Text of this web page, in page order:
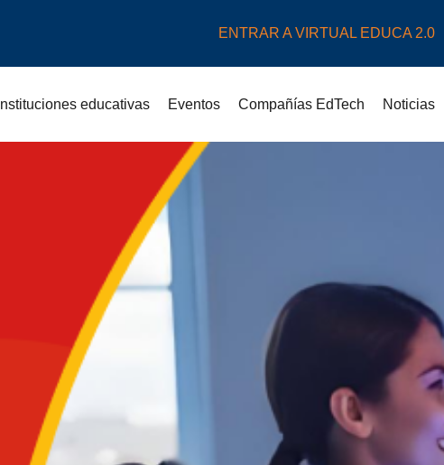
ENTRAR A VIRTUAL EDUCA 2.0
Instituciones educativas Eventos Compañías EdTech Noticias